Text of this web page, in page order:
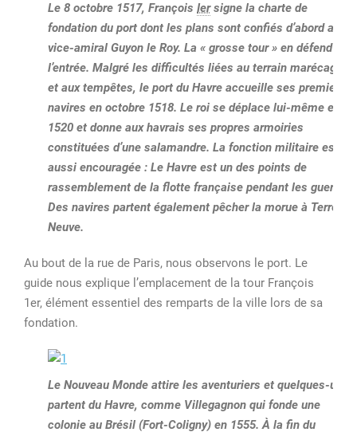
Le 8 octobre 1517, François Iersigne la charte de
fondation du port dont les plans sont confiés d’abord au
vice-amiral Guyon le Roy. La « grosse tour » en défend
l’entrée. Malgré les difficultés liées au terrain marécageux
et aux tempêtes, le port du Havre accueille ses premiers
navires en octobre 1518. Le roi se déplace lui-même en
1520 et donne aux havrais ses propres armoiries
constituées d’une salamandre. La fonction militaire est
aussi encouragée : Le Havre est un des points de
rassemblement de la flotte française pendant les guerres.
Des navires partent également pêcher la morue à Terre-
Neuve.
Au bout de la rue de Paris, nous observons le port. Le
guide nous explique l’emplacement de la tour François
1er, élément essentiel des remparts de la ville lors de sa
fondation.
Le Nouveau Monde attire les aventuriers et quelques-uns
partent du Havre, comme Villegagnon qui fonde une
colonie au Brésil (Fort-Coligny) en 1555. À la fin du